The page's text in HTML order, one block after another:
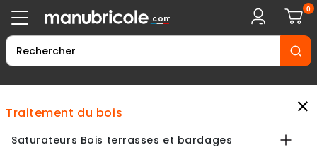
×
traitement du bois
Saturateurs Bois terrasses et bardages
.com
0